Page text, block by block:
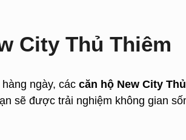
City Thủ Thiêm
ngày, các căn hộ New City
sẽ được trải nghiệm không gian